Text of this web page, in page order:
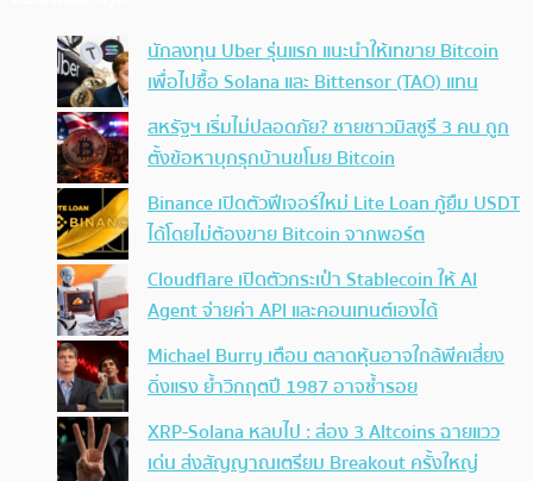
นักลงทุน Uber รุ่นแรก แนะนำให้เทขาย Bitcoin
เพื่อไปซื้อ Solana และ Bittensor (TAO) แทน
สหรัฐฯ เริ่มไม่ปลอดภัย? ชายชาวมิสซูรี 3 คน ถูก
ตั้งข้อหาบุกรุกบ้านขโมย Bitcoin
Binance เปิดตัวฟีเจอร์ใหม่ Lite Loan กู้ยืม USDT
ได้โดยไม่ต้องขาย Bitcoin จากพอร์ต
Cloudflare เปิดตัวกระเป๋า Stablecoin ให้ AI
Agent จ่ายค่า API และคอนเทนต์เองได้
Michael Burry เตือน ตลาดหุ้นอาจใกล้พีคเสี่ยง
ดิ่งแรง ย้ำวิกฤตปี 1987 อาจซ้ำรอย
XRP-Solana หลบไป : ส่อง 3 Altcoins ฉายแวว
เด่น ส่งสัญญาณเตรียม Breakout ครั้งใหญ่